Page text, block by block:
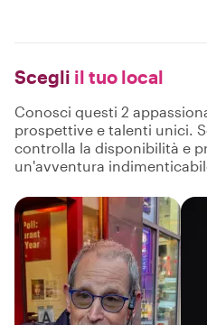
Scegli il tuo local
Conosci questi 2
prospettive e talenti unici.
controlla la disponibilità e
un'avventura